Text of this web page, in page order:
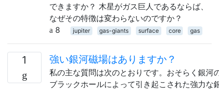
できますか？ 木星がガス巨人であるならば、
なぜその特徴は変わらないのですか？
8
jupiter gas-giants surface core gas
1 強い銀河磁場はありますか？
私の主な質問は次のとおりです。おそらく銀河
ブラックホールによって引き起こされた強力な